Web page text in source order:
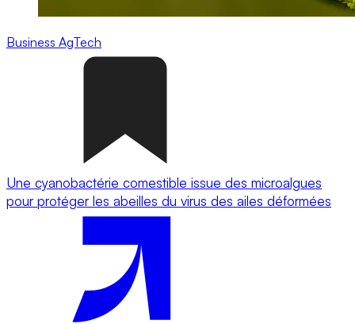
Business AgTech
Une cyanobactérie comestible issue des microalgues
pour protéger les abeilles du virus des ailes déformées